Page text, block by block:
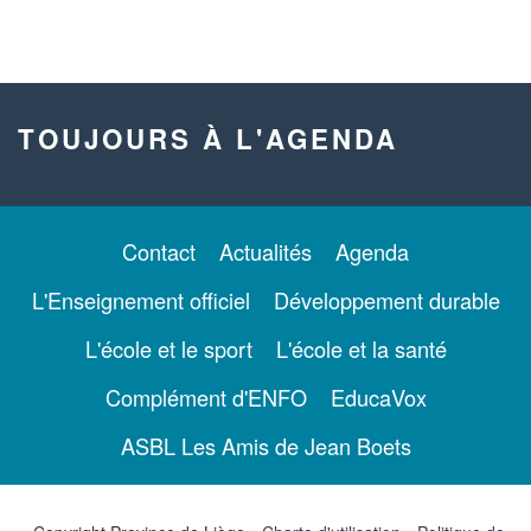
TOUJOURS À L'AGENDA
Contact Actualités
Agenda
L'Enseignement officiel
Développement durable
L'école et le sport
L'école et la santé
Complément d'ENFO
EducaVox
ASBL Les Amis de Jean Boets